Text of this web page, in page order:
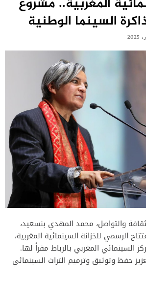
السينما الوطنية
والتواصل، محمد المهدي بنسعيد،
الرسمي للخزانة السينمائية المغربية،
السينمائي المغربي بالرباط مقراً لها.
حفظ وتوثيق وترميم التراث السينمائي